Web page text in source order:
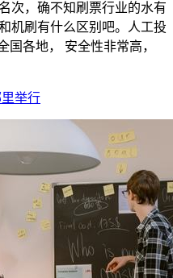
次，确不知刷票行业的水有
机刷有什么区别吧。人工投
国各地， 安全性非常高，
举行